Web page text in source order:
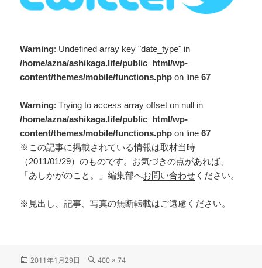
Warning: Undefined array key "date_type" in
/home/azna/ashikaga.life/public_html/wp-
content/themes/mobile/functions.php on line67
Warning: Trying to access array offset on null in
/home/azna/ashikaga.life/public_html/wp-
content/themes/mobile/functions.php on line67
※この記事に掲載されている情報は取材当時
（2011/01/29）のものです。お気づきの点があれば、
「あしかがのこと。」編集部へお問い合わせ ください。
※見出し、記事、写真の無断転載はご遠慮ください。
2011年1月29日 400 × 74